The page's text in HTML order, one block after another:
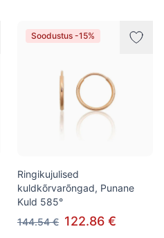
Soodustus -15%
Ringikujulised
kuldkõrvarõngad, Punane
Kuld 585°
144.54 € 122.86 €